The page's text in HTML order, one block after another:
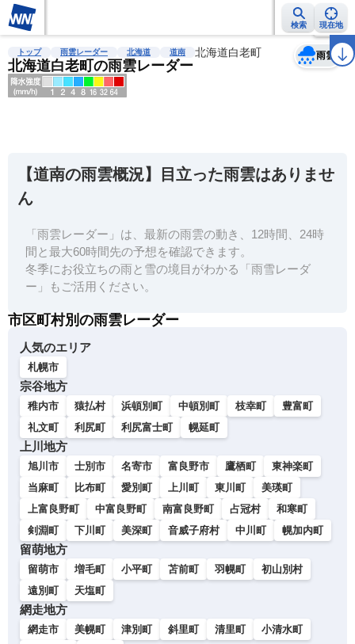
検索 現在地
雨雲レーダー 台風情報 地震情報 警報・注意報 2週間天気 ラ
トップ 雨雲レーダー 北海道 道南 北海道白老町
北海道白老町の雨雲レーダー
雨雲
天気 台風
【道南の雨雲概況】目立った雨雲はありませ
ん
「雨雲レーダー」は、最新の雨雲の動き、12時間、24時
間と最大60時間先の予想を確認できます。
冬季にお役立ちの雨と雪の境目がわかる「雨雪レーダ
ー」もご活用ください。
市区町村別の雨雲レーダー
人気のエリア
札幌市
宗谷地方
稚内市 猿払村 浜頓別町 中頓別町 枝幸町
豊富町
礼文町
利尻町 利尻富士町 幌延町
上川地方
旭川市 士別市 名寄市 富良野市 鷹栖町
東神楽町
当麻町
比布町 愛別町 上川町 東川町
美瑛町
上富良野町
中富良野町 南富良野町 占冠村
和寒町
剣淵町
下川町 美深町 音威子府村 中川町 幌加内町
留萌地方
留萌市 増毛町 小平町 苫前町 羽幌町
初山別村
遠別町
天塩町
網走地方
網走市 美幌町 津別町 斜里町 清里町
小清水町